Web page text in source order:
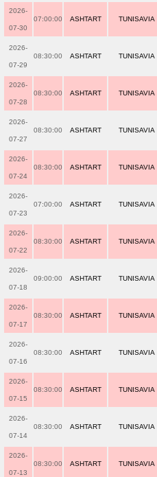
2026-
07-30
07:00:00 ASHTART TUNISAVIA
2026-
07-29
08:30:00 ASHTART TUNISAVIA
2026-
07-28
08:30:00 ASHTART TUNISAVIA
2026-
07-27
08:30:00 ASHTART TUNISAVIA
2026-
07-24
08:30:00 ASHTART TUNISAVIA
2026-
07-23
07:00:00 ASHTART TUNISAVIA
2026-
07-22
08:30:00 ASHTART TUNISAVIA
2026-
07-18
09:00:00 ASHTART TUNISAVIA
2026-
07-17
08:30:00 ASHTART TUNISAVIA
2026-
07-16
08:30:00 ASHTART TUNISAVIA
2026-
07-15
08:30:00 ASHTART TUNISAVIA
2026-
07-14
08:30:00 ASHTART TUNISAVIA
2026-
07-13
08:30:00 ASHTART TUNISAVIA